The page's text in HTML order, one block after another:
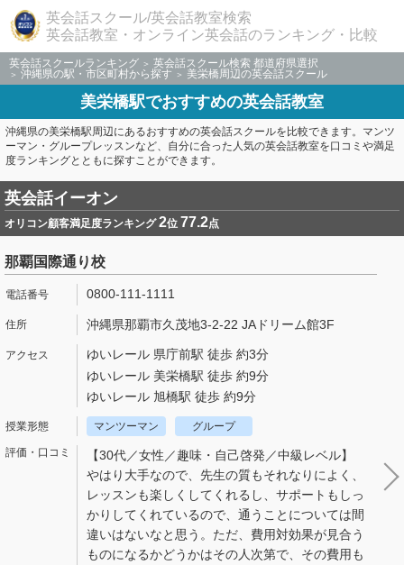
英会話スクール/英会話教室検索
英会話教室・オンライン英会話のランキング・比較
英会話スクールランキング
英会話スクール検索 都道府県選択
沖縄県の駅・市区町村から探す
美栄橋周辺の英会話スクール
美栄橋駅でおすすめの英会話教室
沖縄県の美栄橋駅周辺にあるおすすめの英会話スクールを比較できます。マンツ
ーマン・グループレッスンなど、自分に合った人気の英会話教室を口コミや満足
度ランキングとともに探すことができます。
英会話イーオン
オリコン顧客満足度ランキング2位 77.2点
那覇国際通り校
0800-111-1111
沖縄県那覇市久茂地3-2-22 JAドリーム館3F
ゆいレール 県庁前駅 徒歩 約3分
ゆいレール 美栄橋駅 徒歩 約9分
ゆいレール 旭橋駅 徒歩 約9分
マンツーマン グループ
【30代／女性／趣味・自己啓発／中級レベル】
やはり大手なので、先生の質もそれなりによく、
レッスンも楽しくしてくれるし、サポートもしっ
かりしてくれているので、通うことについては間
違いはないなと思う。ただ、費用対効果が見合う
ものになるかどうかはその人次第で、その費用も